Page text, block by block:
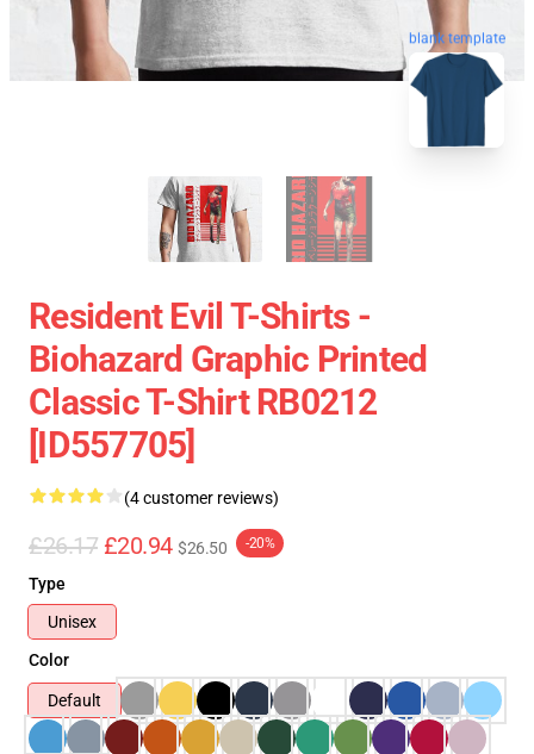
blank template
Resident Evil T-Shirts -
Biohazard Graphic Printed
Classic T-Shirt RB0212
[ID557705]
(4 customer reviews)
£26.17 £20.94 $26.50 -20%
Type
Unisex
Color
Default